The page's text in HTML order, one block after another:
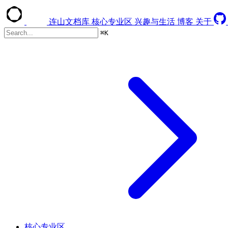
连山文档库 核心专业区 兴趣与生活 博客 关于
⌘K